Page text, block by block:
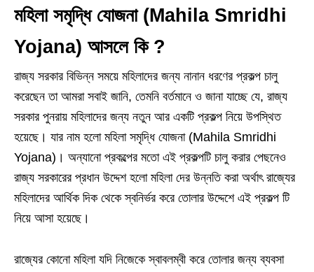
মহিলা সমৃদ্ধি যোজনা (Mahila Smridhi
Yojana) আসলে কি ?
রাজ্য সরকার বিভিন্ন সময়ে মহিলাদের জন্য নানান ধরণের প্রকল্প চালু
করেছেন তা আমরা সবাই জানি, তেমনি বর্তমানে ও জানা যাচ্ছে যে, রাজ্য
সরকার পুনরায় মহিলাদের জন্য নতুন আর একটি প্রকল্প নিয়ে উপস্থিত
হয়েছে। যার নাম হলো মহিলা সমৃদ্ধি যোজনা (Mahila Smridhi
Yojana)। অন্যানো প্রকল্পের মতো এই প্রকল্পটি চালু করার পেছনেও
রাজ্য সরকারের প্রধান উদ্দেশ হলো মহিলা দের উন্নতি করা অর্থাৎ রাজ্যের
মহিলাদের আর্থিক দিক থেকে স্বনির্ভর করে তোলার উদ্দেশে এই প্রকল্প টি
নিয়ে আসা হয়েছে।
রাজ্যের কোনো মহিলা যদি নিজেকে স্বাবলম্বী করে তোলার জন্য ব্যবসা